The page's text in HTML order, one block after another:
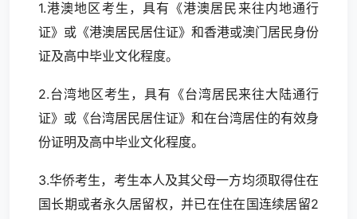
1.港澳地区考生，具有《港澳居民来往内地通行
证》或《港澳居民居住证》和香港或澳门居民身份
证及高中毕业文化程度。
2.台湾地区考生，具有《台湾居民来往大陆通行
证》或《台湾居民居住证》和在台湾居住的有效身
份证明及高中毕业文化程度。
3.华侨考生，考生本人及其父母一方均须取得住在
国长期或者永久居留权，并已在住在国连续居留2